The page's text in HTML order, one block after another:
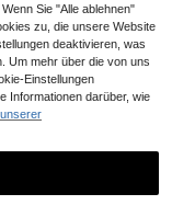
Sie "Alle ablehnen"
zu, die unsere Website
deaktivieren, was
Um mehr über die von uns
Einstellungen
Informationen darüber, wie